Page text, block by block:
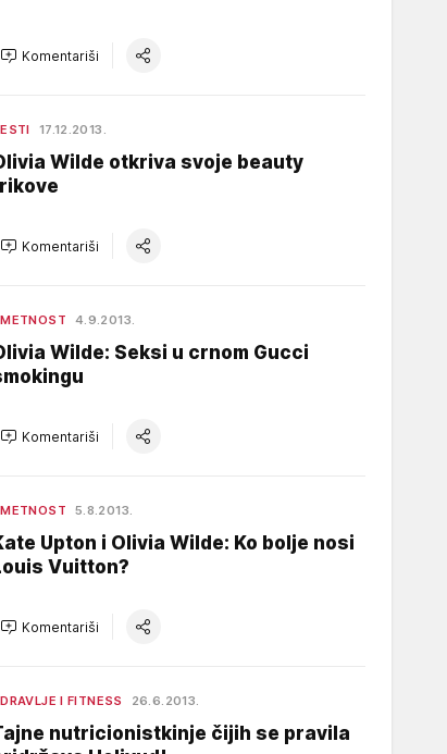
Komentariši
17.12.2013.
Wilde otkriva svoje beauty
Komentariši
4.9.2013.
Wilde: Seksi u crnom Gucci
Komentariši
5.8.2013.
Upton i Olivia Wilde: Ko bolje nosi
Vuitton?
Komentariši
I FITNESS 26.6.2013.
nutricionistkinje čijih se pravila